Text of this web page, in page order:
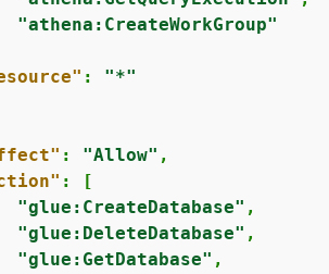
"athena:CreateWorkGroup"
: "*"
: "Allow" ,
: [
"glue:CreateDatabase" ,
"glue:DeleteDatabase" ,
"glue:GetDatabase" ,